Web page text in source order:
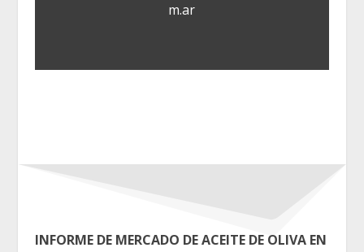
m.ar
INFORME DE MERCADO DE ACEITE DE OLIVA EN